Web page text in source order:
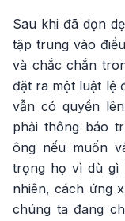
Sau khi đã dọn
tập trung vào
và chắc chắn
đặt ra một luật lệ
vẫn có quyền
phải thông báo
ông nếu muốn
trọng họ vì dù gì
nhiên, cách ứng
chúng ta đang